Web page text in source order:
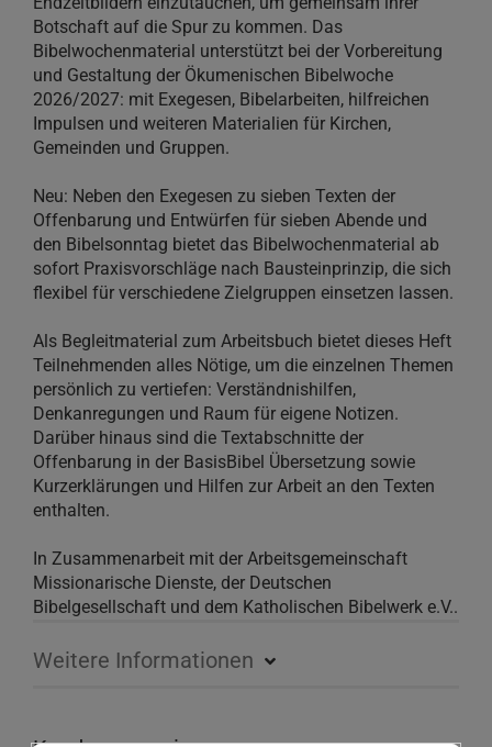
Botschaft auf die Spur zu kommen. Das
Bibelwochenmaterial unterstützt bei der Vorbereitung
und Gestaltung der Ökumenischen Bibelwoche
2026/2027: mit Exegesen, Bibelarbeiten, hilfreichen
Impulsen und weiteren Materialien für Kirchen,
Gemeinden und Gruppen.
Neu: Neben den Exegesen zu sieben Texten der
Offenbarung und Entwürfen für sieben Abende und
den Bibelsonntag bietet das Bibelwochenmaterial ab
sofort Praxisvorschläge nach Bausteinprinzip, die sich
flexibel für verschiedene Zielgruppen einsetzen lassen.
Als Begleitmaterial zum Arbeitsbuch bietet dieses Heft
Teilnehmenden alles Nötige, um die einzelnen Themen
persönlich zu vertiefen: Verständnishilfen,
Denkanregungen und Raum für eigene Notizen.
Darüber hinaus sind die Textabschnitte der
Offenbarung in der BasisBibel Übersetzung sowie
Kurzerklärungen und Hilfen zur Arbeit an den Texten
enthalten.
In Zusammenarbeit mit der Arbeitsgemeinschaft
Missionarische Dienste, der Deutschen
Bibelgesellschaft und dem Katholischen Bibelwerk e.V..
Weitere Informationen